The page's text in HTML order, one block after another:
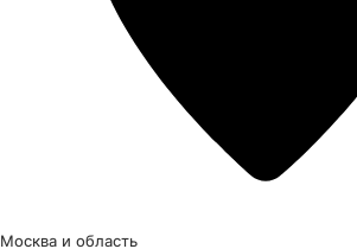
Москва и область